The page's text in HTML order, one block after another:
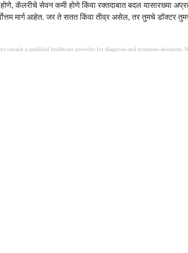
कॅलरीचे सेवन कमी होणे किंवा रक्तदाबात बदल यासारख्या
मार्ग आहेत. जर ते सतत किंवा तीव्र असेल, तर तुमचे
a qualified healthcare provider for diagnosis and treatment